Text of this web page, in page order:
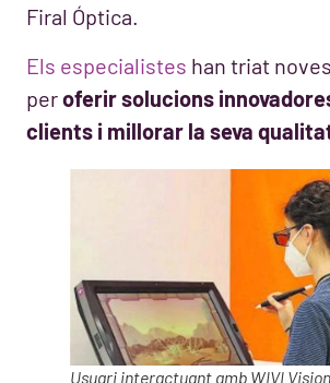
Firal Óptica.
Els especialistes han triat
peroferir solucions
clients i millorar la seva
Usuari interactuant amb WIVI